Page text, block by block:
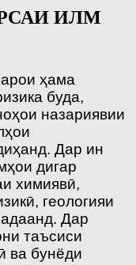
ИЛМ
ҳама
буда,
назариявии
Дар ин
дигар
химиявӣ,
геологияи
Дар
таъсиси
ва бунёди